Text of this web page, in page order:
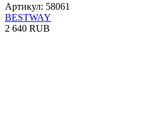
Артикул: 58061
BESTWAY
2 640 RUB